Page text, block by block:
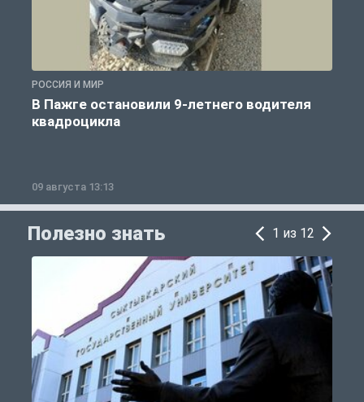
РОССИЯ И МИР
В Пажге остановили 9-летнего водителя
квадроцикла
09 августа 13:13
Полезно знать 1 из 12